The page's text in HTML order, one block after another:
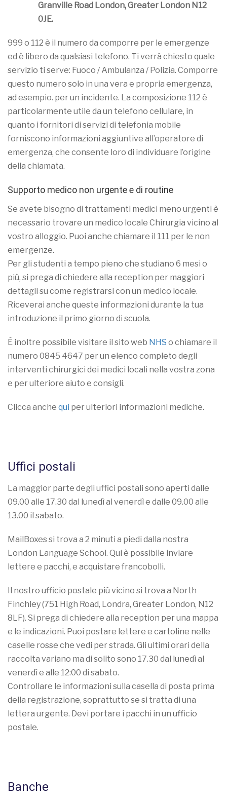
Granville Road London, Greater London N12
0JE.
999 o 112 è il numero da comporre per le emergenze
ed è libero da qualsiasi telefono. Ti verrà chiesto quale
servizio ti serve: Fuoco / Ambulanza / Polizia. Comporre
questo numero solo in una vera e propria emergenza,
ad esempio. per un incidente. La composizione 112 è
particolarmente utile da un telefono cellulare, in
quanto i fornitori di servizi di telefonia mobile
forniscono informazioni aggiuntive all’operatore di
emergenza, che consente loro di individuare l’origine
della chiamata.
Supporto medico non urgente e di routine
Se avete bisogno di trattamenti medici meno urgenti è
necessario trovare un medico locale Chirurgia vicino al
vostro alloggio. Puoi anche chiamare il 111 per le non
emergenze.
Per gli studenti a tempo pieno che studiano 6 mesi o
più, si prega di chiedere alla reception per maggiori
dettagli su come registrarsi con un medico locale.
Riceverai anche queste informazioni durante la tua
introduzione il primo giorno di scuola.
È inoltre possibile visitare il sito web NHS o chiamare il
numero 0845 4647 per un elenco completo degli
interventi chirurgici dei medici locali nella vostra zona
e per ulteriore aiuto e consigli.
Clicca anche qui per ulteriori informazioni mediche.
Uffici postali
La maggior parte degli uffici postali sono aperti dalle
09.00 alle 17.30 dal lunedì al venerdì e dalle 09.00 alle
13.00 il sabato.
MailBoxes si trova a 2 minuti a piedi dalla nostra
London Language School. Qui è possibile inviare
lettere e pacchi, e acquistare francobolli.
Il nostro ufficio postale più vicino si trova a North
Finchley (751 High Road, Londra, Greater London, N12
8LF). Si prega di chiedere alla reception per una mappa
e le indicazioni. Puoi postare lettere e cartoline nelle
caselle rosse che vedi per strada. Gli ultimi orari della
raccolta variano ma di solito sono 17.30 dal lunedì al
venerdì e alle 12:00 di sabato.
Controllare le informazioni sulla casella di posta prima
della registrazione, soprattutto se si tratta di una
lettera urgente. Devi portare i pacchi in un ufficio
postale.
Banche